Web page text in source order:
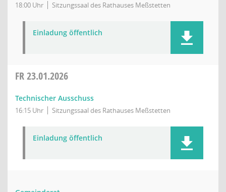
18:00 Uhr Sitzungssaal des Rathauses Meßstetten
Einladung öffentlich
FR23.01.2026
Technischer Ausschuss
16:15 Uhr Sitzungssaal des Rathauses Meßstetten
Einladung öffentlich